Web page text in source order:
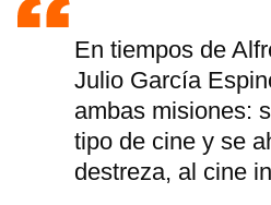
En tiempos de
Julio García
ambas misiones:
tipo de cine y se
destreza, al cine